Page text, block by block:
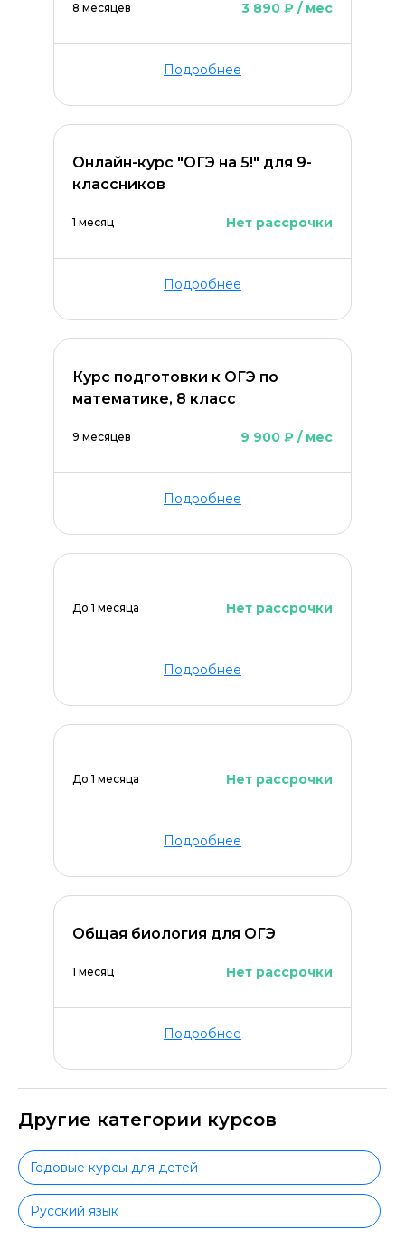
8 месяцев 3 890 ₽ / мес
Подробнее
Онлайн-курс "ОГЭ на 5!" для 9-
классников
1 месяц Нет рассрочки
Подробнее
Курс подготовки к ОГЭ по
математике, 8 класс
9 месяцев 9 900 ₽ / мес
Подробнее
До 1 месяца Нет рассрочки
Подробнее
До 1 месяца Нет рассрочки
Подробнее
Общая биология для ОГЭ
1 месяц Нет рассрочки
Подробнее
Другие категории курсов
Годовые курсы для детей
Русский язык